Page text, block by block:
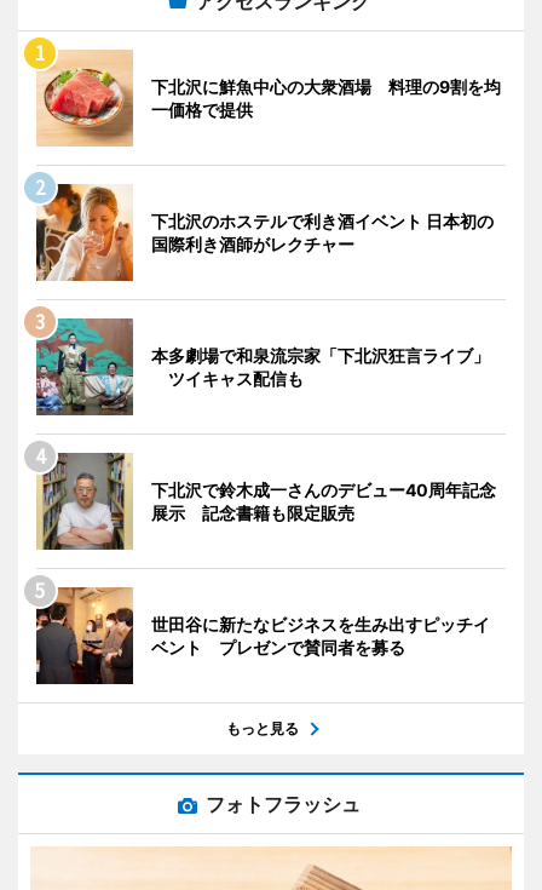
下北沢に鮮魚中心の大衆酒場 料理の9割を均
一価格で提供
下北沢のホステルで利き酒イベント 日本初の
国際利き酒師がレクチャー
本多劇場で和泉流宗家「下北沢狂言ライブ」
ツイキャス配信も
下北沢で鈴木成一さんのデビュー40周年記念
展示 記念書籍も限定販売
世田谷に新たなビジネスを生み出すピッチイ
ベント プレゼンで賛同者を募る
もっと見る
フォトフラッシュ